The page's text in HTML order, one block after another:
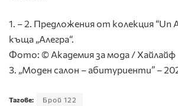
1. – 2. Предложения от колекция “Un
къща „Алегра“.
Фото: © Академия за мода / Хайлайф
3. „Моден салон – абитуриенти” –
Тагове: Брой 122